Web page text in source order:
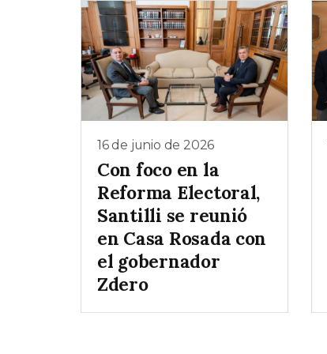
16 de junio de 2026
Con foco en la
Reforma Electoral,
Santilli se reunió
en Casa Rosada con
el gobernador
Zdero